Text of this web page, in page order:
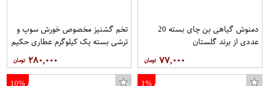
دمنوش گیاهی بن چای بسته 20
عددی از برند گلستان
۷۷,۰۰۰
تخم گشنیز مخصوص خورش سوپ و
ترشی بسته یک کیلوگرم عطاری حکیم
۲۸۰,۰۰۰
1%
10%